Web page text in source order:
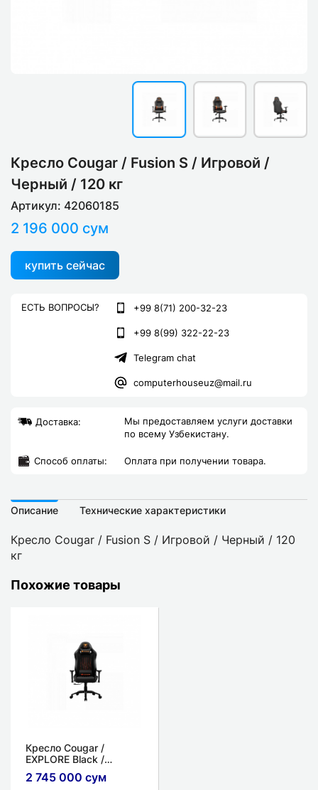
Кресло Cougar / Fusion S / Игровой /
Черный / 120 кг
Артикул: 42060185
2 196 000 сум
купить сейчас
ЕСТЬ ВОПРОСЫ? +99 8(71) 200-32-23
+99 8(99) 322-22-23
Telegram chat
computerhouseuz@mail.ru
Доставка:
Мы предоставляем услуги доставки
по всему Узбекистану.
Cпособ оплаты: Оплата при получении товара.
Описание Технические характеристики
Кресло Cougar / Fusion S / Игровой / Черный / 120
кг
Похожие товары
Кресло Cougar /
EXPLORE Black /
Игровой / Черный / 120
кг
2 745 000 сум